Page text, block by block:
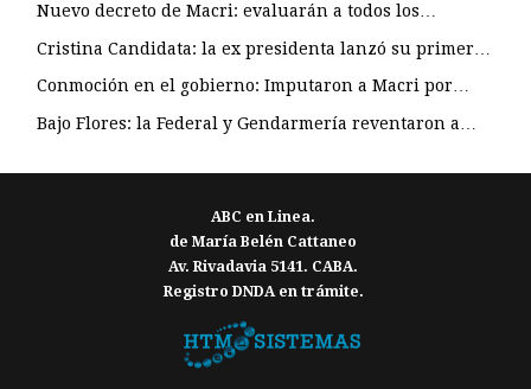
Nuevo decreto de Macri: evaluarán a todos los…
Cristina Candidata: la ex presidenta lanzó su primer…
Conmoción en el gobierno: Imputaron a Macri por…
Bajo Flores: la Federal y Gendarmería reventaron a…
ABC en Linea.
de María Belén Cattaneo
Av. Rivadavia 5141. CABA.
Registro DNDA en trámite.